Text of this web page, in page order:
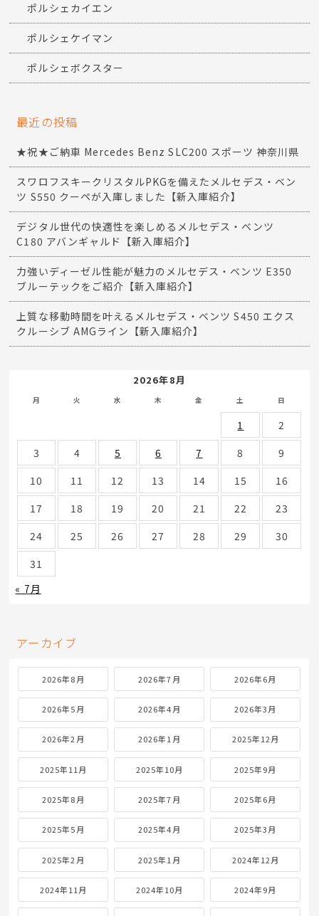
ポルシェカイエン
ポルシェケイマン
ポルシェボクスター
最近の投稿
★祝★ご納車 Mercedes Benz SLC200 スポーツ 神奈川県
スワロフスキークリスタルPKGを備えたメルセデス・ベン
ツ S550 クーペが入庫しました【新入庫紹介】
デジタル世代の快適性を楽しめるメルセデス・ベンツ
C180 アバンギャルド【新入庫紹介】
力強いディーゼル性能が魅力のメルセデス・ベンツ E350
ブルーテックをご紹介【新入庫紹介】
上質な移動時間を叶えるメルセデス・ベンツ S450 エクス
クルーシブ AMGライン【新入庫紹介】
2026年8月
月 火 水 木 金 土 日
1
2
3
4 5 6 7 8
9
10
11 12 13 14 15
16
17
18 19 20 21 22
23
24
25 26 27 28 29
30
31
« 7月
アーカイブ
2026年8月 2026年7月 2026年6月
2026年5月 2026年4月 2026年3月
2026年2月 2026年1月 2025年12月
2025年11月 2025年10月 2025年9月
2025年8月 2025年7月 2025年6月
2025年5月 2025年4月 2025年3月
2025年2月 2025年1月 2024年12月
2024年11月 2024年10月 2024年9月